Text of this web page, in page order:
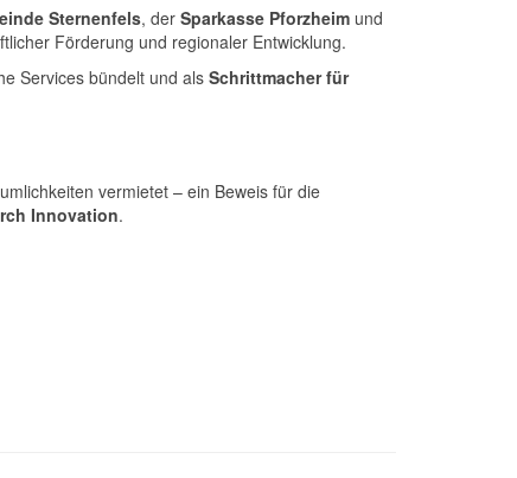
Sternenfels, der Sparkasse Pforzheim und
Förderung und regionaler Entwicklung.
Services bündelt und als Schrittmacher für
vermietet – ein Beweis für die
Innovation.